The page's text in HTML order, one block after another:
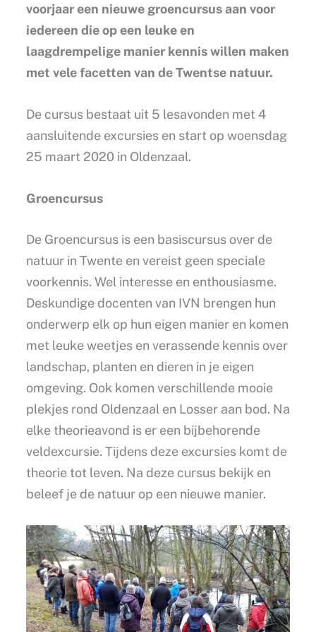
voorjaar een nieuwe groencursus aan voor
iedereen die op een leuke en
laagdrempelige manier kennis willen maken
met vele facetten van de Twentse natuur.
De cursus bestaat uit 5 lesavonden met 4
aansluitende excursies en start op woensdag
25 maart 2020 in Oldenzaal.
Groencursus
De Groencursus is een basiscursus over de
natuur in Twente en vereist geen speciale
voorkennis. Wel interesse en enthousiasme.
Deskundige docenten van IVN brengen hun
onderwerp elk op hun eigen manier en komen
met leuke weetjes en verassende kennis over
landschap, planten en dieren in je eigen
omgeving. Ook komen verschillende mooie
plekjes rond Oldenzaal en Losser aan bod. Na
elke theorieavond is er een bijbehorende
veldexcursie. Tijdens deze excursies komt de
theorie tot leven. Na deze cursus bekijk en
beleef je de natuur op een nieuwe manier.